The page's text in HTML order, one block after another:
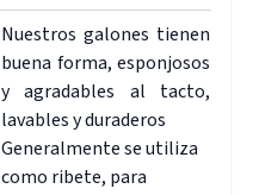
Nuestros galones tienen
buena forma, esponjosos
y agradables al tacto,
lavables y duraderos
Generalmente se utiliza
como ribete, para